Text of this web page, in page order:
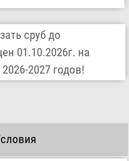
сруб до
01.10.2026г. на
2027 годов!